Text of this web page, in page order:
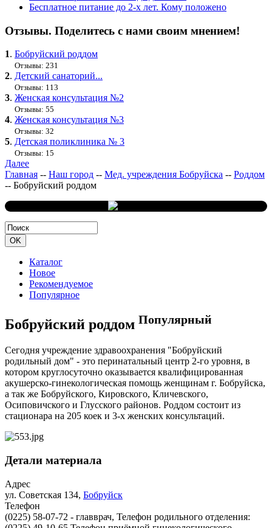
Бесплатное питание до 2-х лет. Кому положено
Отзывы. Поделитесь с нами своим мнением!
1. Бобруйский роддом
Отзывы: 231
2. Детский санаторий...
Отзывы: 113
3. Женская консультация №2
Отзывы: 55
4. Женская консультация №3
Отзывы: 32
5. Детская поликлиника № 3
Отзывы: 15
Далее
Главная -- Наш город -- Мед. учреждения Бобруйска -- Роддом
-- Бобруйский роддом
Каталог
Новое
Рекомендуемое
Популярное
Бобруйский роддом Популярный
Сегодня учреждение здравоохранения "Бобруйский
родильный дом" - это перинатальный центр 2-го уровня, в
котором круглосуточно оказывается квалифицированная
акушерско-гинекологическая помощь женщинам г. Бобруйска,
а так же Бобруйского, Кировского, Кличевского,
Осиповичского и Глусского районов. Роддом состоит из
стационара на 205 коек и 3-х женских консультаций.
Детали материала
Адрес
ул. Советская 134, Бобруйск
Телефон
(0225) 58-07-72 - главврач, Телефон родильного отделения: